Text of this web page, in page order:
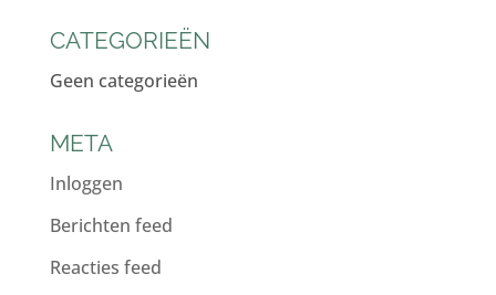
CATEGORIEËN
Geen categorieën
META
Inloggen
Berichten feed
Reacties feed